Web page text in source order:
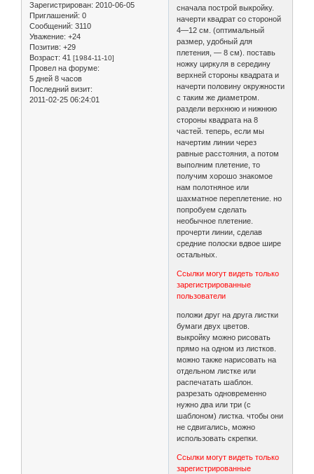
Зарегистрирован: 2010-06-05
Приглашений: 0
Сообщений: 3110
Уважение: +24
Позитив: +29
Возраст: 41 [1984-11-10]
Провел на форуме:
5 дней 8 часов
Последний визит:
2011-02-25 06:24:01
сначала построй выкройку.
начерти квадрат со стороной
4—12 см. (оптимальный
размер, удобный для
плетения, — 8 см). поставь
ножку циркуля в середину
верхней стороны квадрата и
начерти половину окружности
с таким же диаметром.
раздели верхнюю и нижнюю
стороны квадрата на 8
частей. теперь, если мы
начертим линии через
равные расстояния, а потом
выполним плетение, то
получим хорошо знакомое
нам полотняное или
шахматное переплетение. но
попробуем сделать
необычное плетение.
прочерти линии, сделав
средние полоски вдвое шире
остальных.
Ссылки могут видеть только
зарегистрированные
пользователи
положи друг на друга листки
бумаги двух цветов.
выкройку можно рисовать
прямо на одном из листков.
можно также нарисовать на
отдельном листке или
распечатать шаблон.
разрезать одновременно
нужно два или три (с
шаблоном) листка. чтобы они
не сдвигались, можно
использовать скрепки.
Ссылки могут видеть только
зарегистрированные